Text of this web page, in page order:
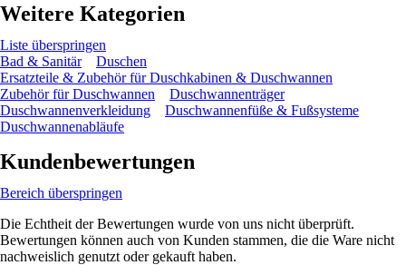
Weitere Kategorien
Liste überspringen
Bad & Sanitär
Duschen
Ersatzteile & Zubehör für Duschkabinen & Duschwannen
Zubehör für Duschwannen
Duschwannenträger
Duschwannenverkleidung
Duschwannenfüße & Fußsysteme
Duschwannenabläufe
Kundenbewertungen
Bereich überspringen
Die Echtheit der Bewertungen wurde von uns nicht überprüft.
Bewertungen können auch von Kunden stammen, die die Ware nicht
nachweislich genutzt oder gekauft haben.